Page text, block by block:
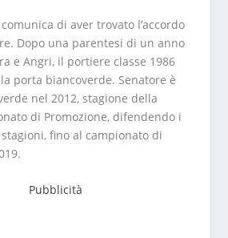
comunica di aver trovato l’accordo
Dopo una parentesi di un anno
e Angri, il portiere classe 1986
porta biancoverde. Senatore è
nel 2012, stagione della
di Promozione, difendendo i
fino al campionato di